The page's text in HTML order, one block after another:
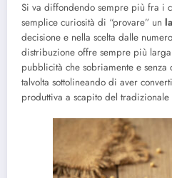
Si va diffondendo sempre più fra i
semplice curiosità di “provare” un
decisione e nella scelta dalle
distribuzione offre sempre più
pubblicità che sobriamente e
talvolta sottolineando di aver
produttiva a scapito del tradizionale